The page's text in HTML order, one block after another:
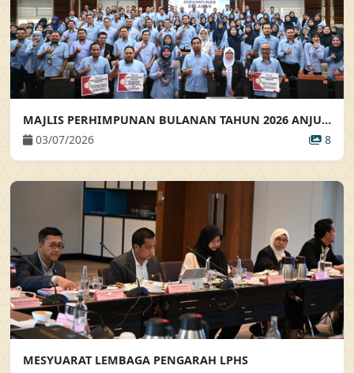
MAJLIS PERHIMPUNAN BULANAN TAHUN 2026 ANJURAN BAHAGIAN KHIDMAT PENGURUSAN
03/07/2026
8
MESYUARAT LEMBAGA PENGARAH LPHS